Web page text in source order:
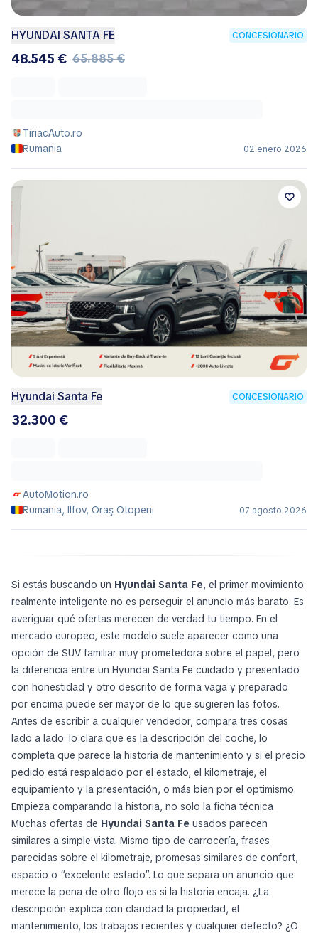
HYUNDAI SANTA FE CONCESIONARIO
48.545 € 65.885 €
TiriacAuto.ro
Rumania
02 enero 2026
Hyundai Santa Fe CONCESIONARIO
32.300 €
AutoMotion.ro
Rumania, Ilfov, Oraş Otopeni
07 agosto 2026
Si estás buscando un Hyundai Santa Fe, el primer movimiento
realmente inteligente no es perseguir el anuncio más barato. Es
averiguar qué ofertas merecen de verdad tu tiempo. En el
mercado europeo, este modelo suele aparecer como una
opción de SUV familiar muy prometedora sobre el papel, pero
la diferencia entre un Hyundai Santa Fe cuidado y presentado
con honestidad y otro descrito de forma vaga y preparado
por encima puede ser mayor de lo que sugieren las fotos.
Antes de escribir a cualquier vendedor, compara tres cosas
lado a lado: lo clara que es la descripción del coche, lo
completa que parece la historia de mantenimiento y si el precio
pedido está respaldado por el estado, el kilometraje, el
equipamiento y la presentación, o más bien por el optimismo.
Empieza comparando la historia, no solo la ficha técnica
Muchas ofertas de Hyundai Santa Fe usados parecen
similares a simple vista. Mismo tipo de carrocería, frases
parecidas sobre el kilometraje, promesas similares de confort,
espacio o “excelente estado”. Lo que separa un anuncio que
merece la pena de otro flojo es si la historia encaja. ¿La
descripción explica con claridad la propiedad, el
mantenimiento, los trabajos recientes y cualquier defecto? ¿O